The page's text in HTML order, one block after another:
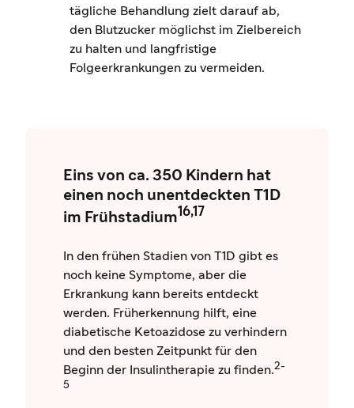
tägliche Behandlung zielt darauf ab,
den Blutzucker möglichst im Zielbereich
zu halten und langfristige
Folgeerkrankungen zu vermeiden.
Eins von ca. 350 Kindern hat
einen noch unentdeckten T1D
im Frühstadium16,17
In den frühen Stadien von T1D gibt es
noch keine Symptome, aber die
Erkrankung kann bereits entdeckt
werden. Früherkennung hilft, eine
diabetische Ketoazidose zu verhindern
und den besten Zeitpunkt für den
Beginn der Insulintherapie zu finden.2-
5